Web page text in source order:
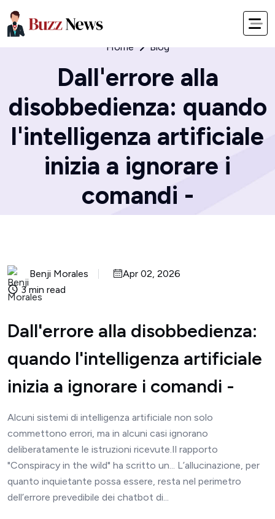
Home Blog
Dall'errore alla
disobbedienza: quando
l'intelligenza artificiale
inizia a ignorare i
comandi -
Benji Morales
Apr 02, 2026
3 min read
Dall'errore alla disobbedienza:
quando l'intelligenza artificiale
inizia a ignorare i comandi -
Alcuni sistemi di intelligenza artificiale non solo
commettono errori, ma in alcuni casi ignorano
deliberatamente le istruzioni ricevute.Il rapporto
"Conspiracy in the wild" ha scritto un... L’allucinazione, per
quanto inquietante possa essere, resta nel perimetro
dell’errore prevedibile dei chatbot di...